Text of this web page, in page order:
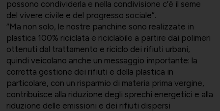
possono condividerla e nella condivisione c’è il seme
del vivere civile e del progresso sociale”.
“Ma non solo, le nostre panchine sono realizzate in
plastica 100% riciclata e riciclabile a partire dai polimeri
ottenuti dal trattamento e riciclo dei rifiuti urbani,
quindi veicolano anche un messaggio importante: la
corretta gestione dei rifiuti e della plastica in
particolare, con un risparmio di materia prima vergine,
contribuisce alla riduzione degli sprechi energetici e alla
riduzione delle emissioni e dei rifiuti dispersi